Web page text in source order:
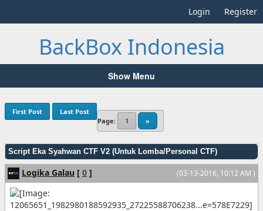
Login Register
BackBox Indonesia
Show Menu
Page: 1 »
First Post Last Post
Script Eka Syahwan CTF V2 (Untuk Lomba/Personal CTF)
(03-13-2016, 10:12 AM )
Logika Galau [ 0 ]